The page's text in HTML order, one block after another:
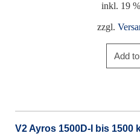
inkl. 19
zzgl.
Add
V2 Ayros 1500D-I bis 1500